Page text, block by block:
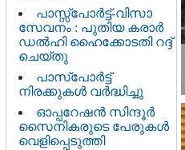
പാസ്സ്പോർട്ട്-വിസാ
സേവനം : പുതിയ കരാർ
ഡൽഹി ഹൈക്കോടതി റദ്ദ്
ചെയ്തു
പാസ്‌പോർട്ട്
നിരക്കുകൾ വർദ്ധിച്ചു
ഓപ്പറേഷൻ സിന്ദൂർ
സൈനികരുടെ പേരുകൾ
വെളിപ്പെടുത്തി